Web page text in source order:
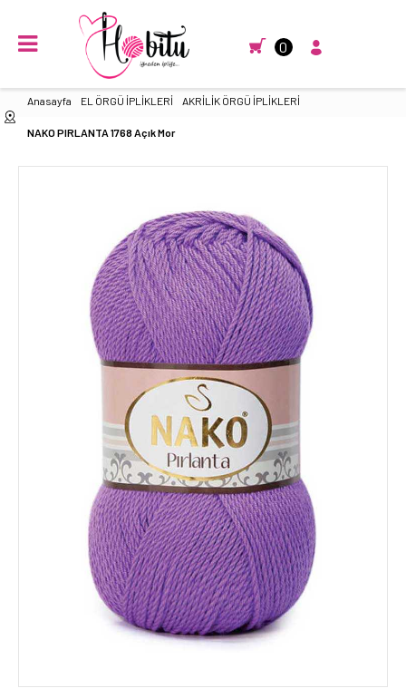
0
Anasayfa EL ÖRGÜ İPLİKLERİ AKRİLİK ÖRGÜ İPLİKLERİ
NAKO PIRLANTA 1768 Açık Mor